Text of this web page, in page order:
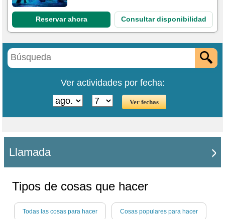
Reservar ahora Consultar disponibilidad
Ver actividades por fecha:
Llamada
Tipos de cosas que hacer
Todas las cosas para hacer Cosas populares para hacer